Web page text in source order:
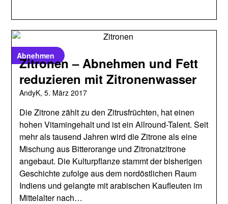
Abnehmen
Zitronen – Abnehmen und Fett
reduzieren mit Zitronenwasser
AndyK,5. März 2017
Die Zitrone zählt zu den Zitrusfrüchten, hat einen
hohen Vitamingehalt und ist ein Allround-Talent. Seit
mehr als tausend Jahren wird die Zitrone als eine
Mischung aus Bitterorange und Zitronatzitrone
angebaut. Die Kulturpflanze stammt der bisherigen
Geschichte zufolge aus dem nordöstlichen Raum
Indiens und gelangte mit arabischen Kaufleuten im
Mittelalter nach…